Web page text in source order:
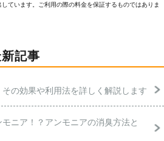
ています。ご利⽤の際の料⾦を保証するものではありま
記事
の効果や利用法を詳しく解説します
ニア！？アンモニアの消臭方法と